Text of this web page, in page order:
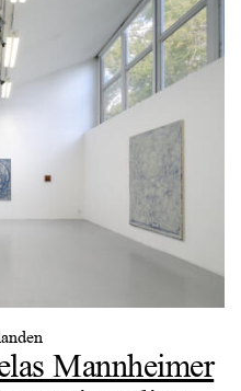
Mannheimer